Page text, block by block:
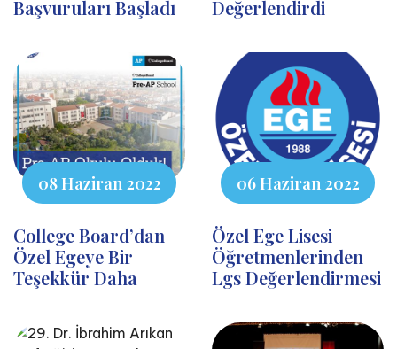
Başvuruları Başladı
Değerlendirdi
08 Haziran 2022
College Board’dan
Özel Egeye Bir
Teşekkür Daha
06 Haziran 2022
Özel Ege Lisesi
Öğretmenlerinden
Lgs Değerlendirmesi